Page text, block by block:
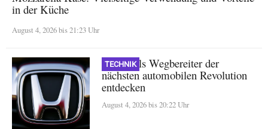
in der Küche
August 4, 2026 bis 21:23 Uhr
TECHNIK
Honda als Wegbereiter der
nächsten automobilen Revolution
entdecken
August 4, 2026 bis 20:22 Uhr